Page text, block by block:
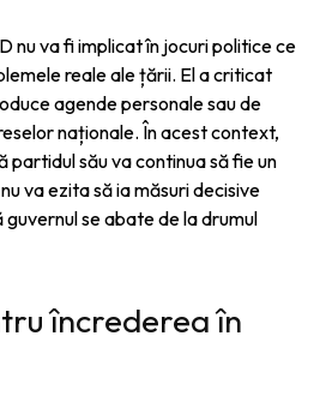
nu va fi implicat în jocuri politice ce
reale ale țării. El a criticat
agende personale sau de
naționale. În acest context,
partidul său va continua să fie un
va ezita să ia măsuri decisive
se abate de la drumul
încrederea în